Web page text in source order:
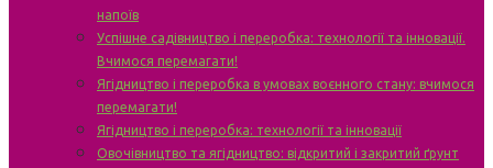
напоїв
Успішне садівництво і переробка: технології та інновації.
Вчимося перемагати!
Ягідництво і переробка в умовах воєнного стану: вчимося
перемагати!
Ягідництво і переробка: технології та інновації
Овочівництво та ягідництво: відкритий і закритий ґрунт